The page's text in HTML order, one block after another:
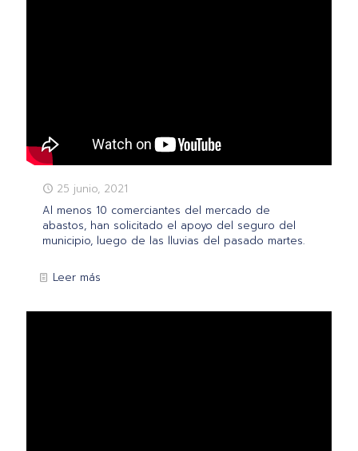
25 junio, 2021
Al menos 10 comerciantes del mercado de
abastos, han solicitado el apoyo del seguro del
municipio, luego de las lluvias del pasado martes.
Leer más